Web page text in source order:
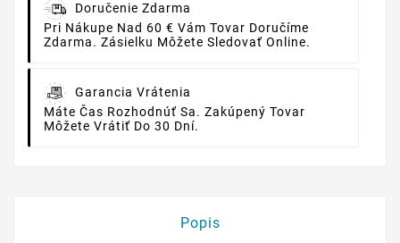
Doručenie Zdarma
Pri Nákupe Nad 60 € Vám Tovar Doručíme
Zdarma. Zásielku Môžete Sledovať Online.
Garancia Vrátenia
Máte Čas Rozhodnúť Sa. Zakúpený Tovar
Môžete Vrátiť Do 30 Dní.
Popis